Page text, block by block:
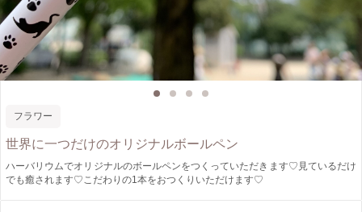
フラワー
世界に一つだけのオリジナルボールペン
ハーバリウムでオリジナルのボールペンをつくっていただきます♡見ているだけ
でも癒されます♡こだわりの1本をおつくりいただけます♡